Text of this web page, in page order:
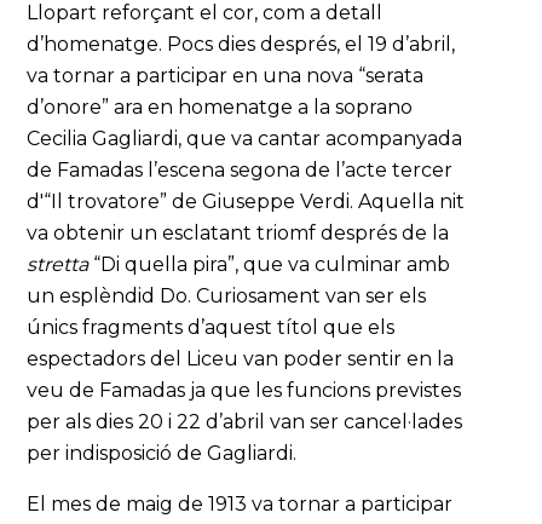
Llopart reforçant el cor, com a detall
d’homenatge. Pocs dies després, el 19 d’abril,
va tornar a participar en una nova “serata
d’onore” ara en homenatge a la soprano
Cecilia Gagliardi, que va cantar acompanyada
de Famadas l’escena segona de l’acte tercer
d'“Il trovatore” de Giuseppe Verdi. Aquella nit
va obtenir un esclatant triomf després de la
stretta“Di quella pira”, que va culminar amb
un esplèndid Do. Curiosament van ser els
únics fragments d’aquest títol que els
espectadors del Liceu van poder sentir en la
veu de Famadas ja que les funcions previstes
per als dies 20 i 22 d’abril van ser cancel·lades
per indisposició de Gagliardi.
El mes de maig de 1913 va tornar a participar